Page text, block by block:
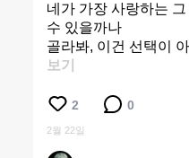
네가 가장 사랑하는
수 있을까나
골라봐, 이건 선택이
보기
2 0
2월 22일